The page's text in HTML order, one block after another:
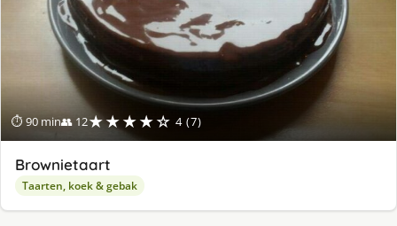
⏱ 90 min👥 12★★★★☆ 4 (7)
Brownietaart
Taarten, koek & gebak